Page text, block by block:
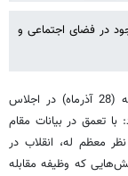
در فضای اجتماعی و
؛ امین امرایی روز دوشنبه (28 آذرماه) در اجلاس
تعمق در بیانات مقام
معظم له، انقلاب در
که وظیفه مقابله